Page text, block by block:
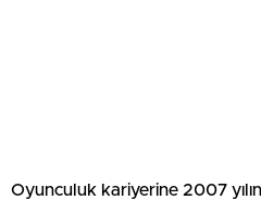
Oyunculuk kariyerine 2007